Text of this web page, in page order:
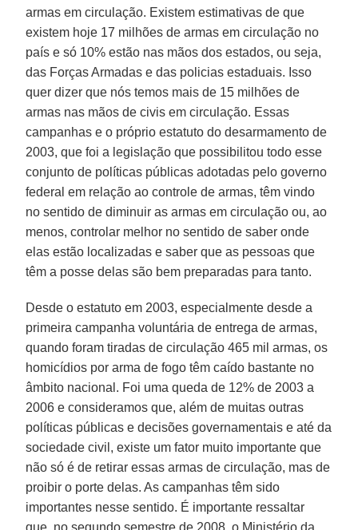
armas em circulação. Existem estimativas de que
existem hoje 17 milhões de armas em circulação no
país e só 10% estão nas mãos dos estados, ou seja,
das Forças Armadas e das policias estaduais. Isso
quer dizer que nós temos mais de 15 milhões de
armas nas mãos de civis em circulação. Essas
campanhas e o próprio estatuto do desarmamento de
2003, que foi a legislação que possibilitou todo esse
conjunto de políticas públicas adotadas pelo governo
federal em relação ao controle de armas, têm vindo
no sentido de diminuir as armas em circulação ou, ao
menos, controlar melhor no sentido de saber onde
elas estão localizadas e saber que as pessoas que
têm a posse delas são bem preparadas para tanto.
Desde o estatuto em 2003, especialmente desde a
primeira campanha voluntária de entrega de armas,
quando foram tiradas de circulação 465 mil armas, os
homicídios por arma de fogo têm caído bastante no
âmbito nacional. Foi uma queda de 12% de 2003 a
2006 e consideramos que, além de muitas outras
políticas públicas e decisões governamentais e até da
sociedade civil, existe um fator muito importante que
não só é de retirar essas armas de circulação, mas de
proibir o porte delas. As campanhas têm sido
importantes nesse sentido. É importante ressaltar
que, no segundo semestre de 2008, o Ministério da